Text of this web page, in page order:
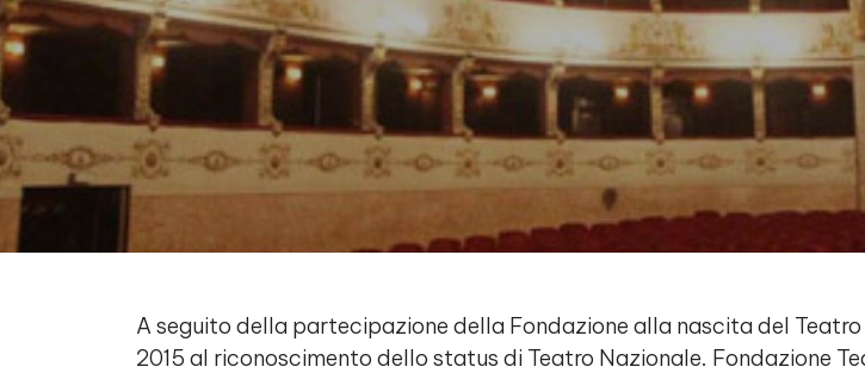
Contenuto
A seguito della partecipazione della Fondazione alla nascita del
2015 al riconoscimento dello status di Teatro Nazionale. Fondazione